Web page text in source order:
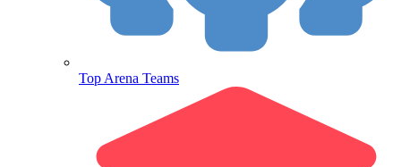
Top Arena Teams